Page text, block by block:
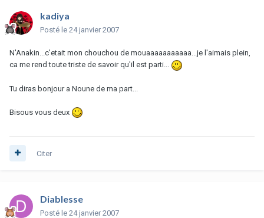
kadiya
Posté le 24 janvier 2007
N'Anakin...c'etait mon chouchou de mouaaaaaaaaaaa...je l'aimais plein,
ca me rend toute triste de savoir qu'il est parti...
Tu diras bonjour a Noune de ma part...
Bisous vous deux
Citer
Diablesse
Posté le 24 janvier 2007